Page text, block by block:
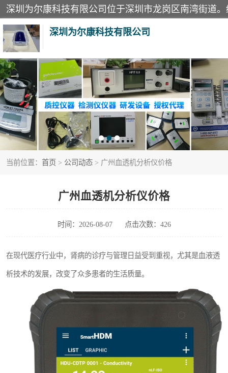
深圳为尔康科技有限公司
当前位置： 首页 > 公司动态 > 广州血透机分析仪价格
广州血透机分析仪价格
时间：2026-08-07 点击次数：426
在现代医疗行业中，肾病的诊疗与管理日益受到重视，尤其是血液透
析技术的发展，改变了众多患者的生活质量。
教学模型
模拟器
测试卡
X射线检测仪